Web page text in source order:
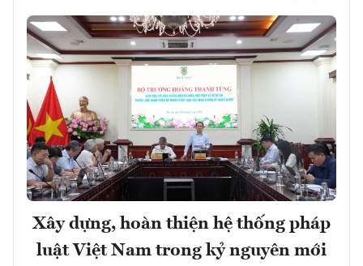
Xây dựng, hoàn thiện hệ thống pháp
luật Việt Nam trong kỷ nguyên mới